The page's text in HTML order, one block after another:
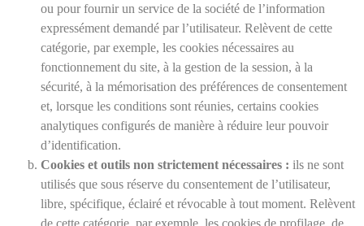
ou pour fournir un service de la société de l’information
expressément demandé par l’utilisateur. Relèvent de cette
catégorie, par exemple, les cookies nécessaires au
fonctionnement du site, à la gestion de la session, à la
sécurité, à la mémorisation des préférences de consentement
et, lorsque les conditions sont réunies, certains cookies
analytiques configurés de manière à réduire leur pouvoir
d’identification.
Cookies et outils non strictement nécessaires : ils ne sont
utilisés que sous réserve du consentement de l’utilisateur,
libre, spécifique, éclairé et révocable à tout moment. Relèvent
de cette catégorie, par exemple, les cookies de profilage, de